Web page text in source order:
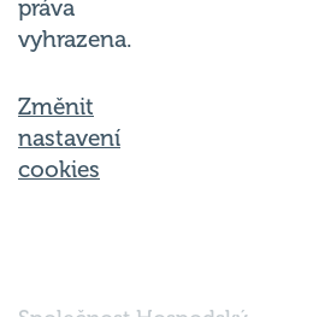
práva
vyhrazena.
Změnit
nastavení
cookies